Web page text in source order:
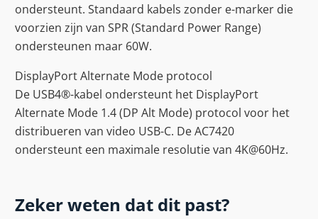
ondersteunt. Standaard kabels zonder e-marker die
voorzien zijn van SPR (Standard Power Range)
ondersteunen maar 60W.
DisplayPort Alternate Mode protocol
De USB4®-kabel ondersteunt het DisplayPort
Alternate Mode 1.4 (DP Alt Mode) protocol voor het
distribueren van video USB-C. De AC7420
ondersteunt een maximale resolutie van 4K@60Hz.
Zeker weten dat dit past?